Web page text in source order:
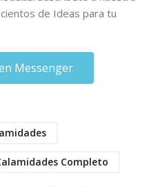
de Ideas para tu
Messenger
Completo